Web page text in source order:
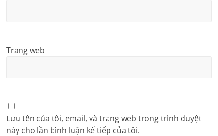
Trang web
Lưu tên của tôi, email, và trang web trong trình duyệt
này cho lần bình luận kế tiếp của tôi.